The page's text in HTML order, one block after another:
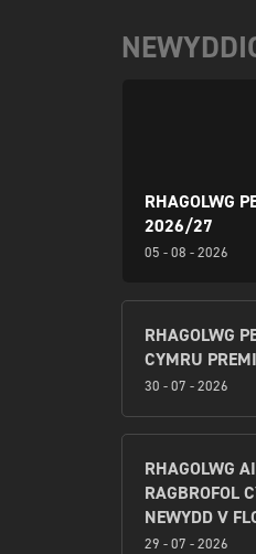
RHAGOLWG
2026/27
05 - 08 - 2026
RHAGOLWG
CYMRU
30 - 07 - 2026
RHAGOLWG
RAGBROFOL
NEWYDD V
29 - 07 - 2026